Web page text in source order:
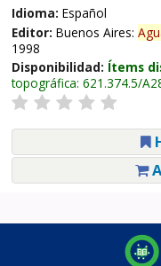
Idioma: Español
Editor: Buenos Aires:
1998
Disponibilidad: Ítems
topográfica: 621.374.5/